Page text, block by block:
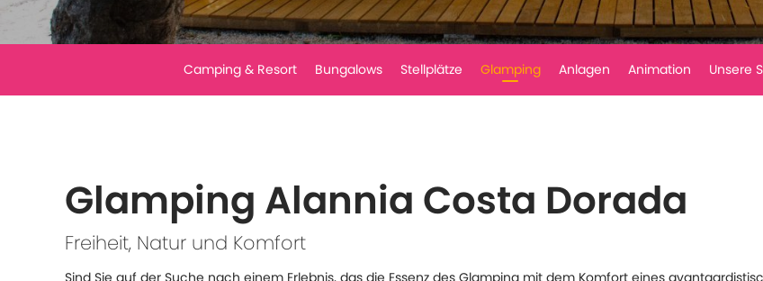
Camping & Resort Bungalows Stellplätze Glamping Anlagen Animation Unsere
Glamping Alannia Costa Dorada
Freiheit, Natur und Komfort
Sind Sie auf der Suche nach einem Erlebnis, das die Essenz des Glamping mit dem Komfort eines